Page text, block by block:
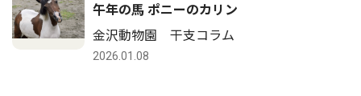
午年の馬 ポニーのカリン
金沢動物園 干支コラム
2026.01.08